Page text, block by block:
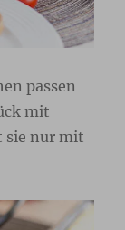
passen
mit
sie nur mit